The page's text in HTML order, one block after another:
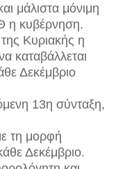
μάλιστα μόνιμη
η κυβέρνηση.
Κυριακής η
καταβάλλεται
Δεκέμβριο
13η σύνταξη,
τη μορφή
Δεκέμβριο.